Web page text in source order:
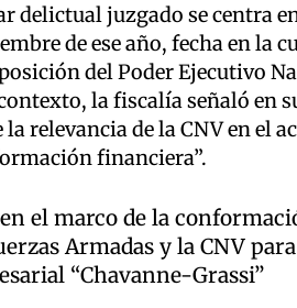
delictual juzgado se centra
de ese año, fecha en la
del Poder Ejecutivo
la fiscalía señaló en
relevancia de la CNV en el
financiera”.
el marco de la
Armadas y la CNV
“Chavanne-Grassi”